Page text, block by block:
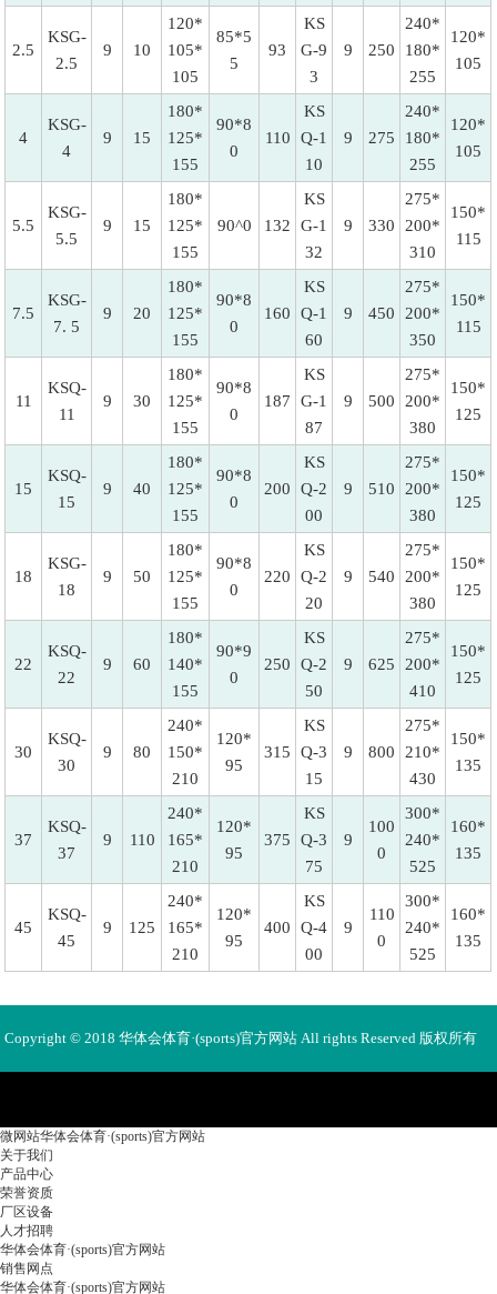
2.5
KSG-
2.5
9 10
120*
105*
105
85*5
5
93
KS
G-9
3
9 250
240*
180*
255
120*
105
4
KSG-
4
9 15
180*
125*
155
90*8
0
110
KS
Q-1
10
9 275
240*
180*
255
120*
105
5.5
KSG-
5.5
9 15
180*
125*
155
90^0 132
KS
G-1
32
9 330
275*
200*
310
150*
115
7.5
KSG-
7. 5
9 20
180*
125*
155
90*8
0
160
KS
Q-1
60
9 450
275*
200*
350
150*
115
11
KSQ-
11
9 30
180*
125*
155
90*8
0
187
KS
G-1
87
9 500
275*
200*
380
150*
125
15
KSQ-
15
9 40
180*
125*
155
90*8
0
200
KS
Q-2
00
9 510
275*
200*
380
150*
125
18
KSG-
18
9 50
180*
125*
155
90*8
0
220
KS
Q-2
20
9 540
275*
200*
380
150*
125
22
KSQ-
22
9 60
180*
140*
155
90*9
0
250
KS
Q-2
50
9 625
275*
200*
410
150*
125
30
KSQ-
30
9 80
240*
150*
210
120*
95
315
KS
Q-3
15
9 800
275*
210*
430
150*
135
37
KSQ-
37
9 110
240*
165*
210
120*
95
375
KS
Q-3
75
9
100
0
300*
240*
525
160*
135
45
KSQ-
45
9 125
240*
165*
210
120*
95
400
KS
Q-4
00
9
110
0
300*
240*
525
160*
135
Copyright © 2018 华体会体育·(sports)官方网站 All rights Reserved 版权所有
微网站华体会体育·(sports)官方网站
关于我们
产品中心
荣誉资质
厂区设备
人才招聘
华体会体育·(sports)官方网站
销售网点
华体会体育·(sports)官方网站